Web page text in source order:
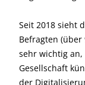
Seit 2018 sieht
Befragten
sehr wichtig
Gesellschaft
der